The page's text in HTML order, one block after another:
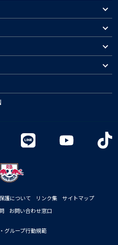
護について リンク集
サイトマップ
お問い合わせ窓口
グループ行動規範